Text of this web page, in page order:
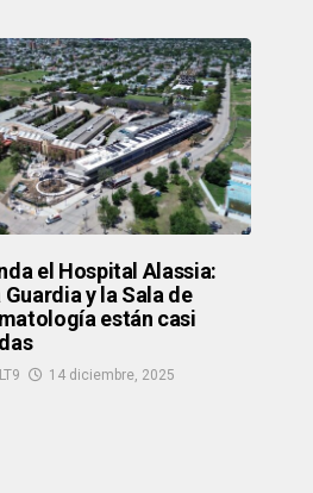
el Hospital Alassia:
Guardia y la Sala de
están casi
14 diciembre, 2025